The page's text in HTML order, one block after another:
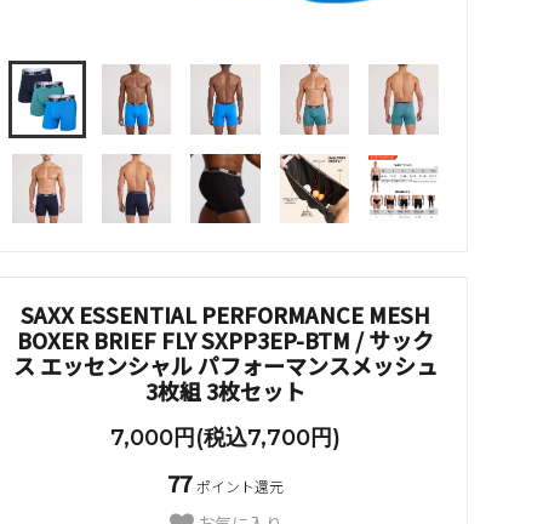
SAXX ESSENTIAL PERFORMANCE MESH
BOXER BRIEF FLY SXPP3EP-BTM / サック
ス エッセンシャル パフォーマンスメッシュ
3枚組 3枚セット
7,000円(税込7,700円)
77ポイント還元